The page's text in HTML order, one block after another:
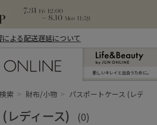
よる配送遅延について
新しいキレイと出合うために。
索 財布/小物 パスポートケース (レディ
レディース) (0)